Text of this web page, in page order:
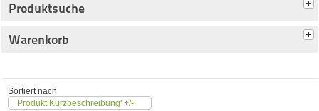
Produktsuche
Warenkorb
Sortiert nach
Produkt Kurzbeschreibung' +/-